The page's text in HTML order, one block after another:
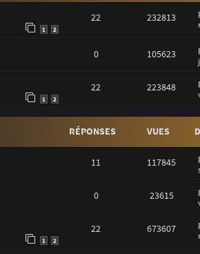
1 2
22 232813
0 105623
1 2
22 223848
RÉPONSES VUES
11 117845
0 23615
1 2
22 673607